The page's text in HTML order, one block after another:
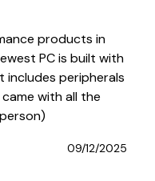
products in
PC is built with
includes peripherals
with all the
09/12/2025